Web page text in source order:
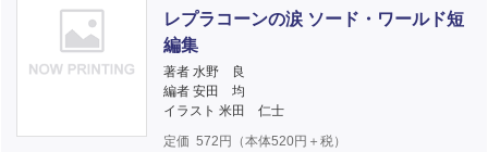
レプラコーンの涙 ソード・ワールド短
編集
著者 水野 良
編者 安田 均
イラスト 米田 仁士
定価 572 円（本体520円＋税）